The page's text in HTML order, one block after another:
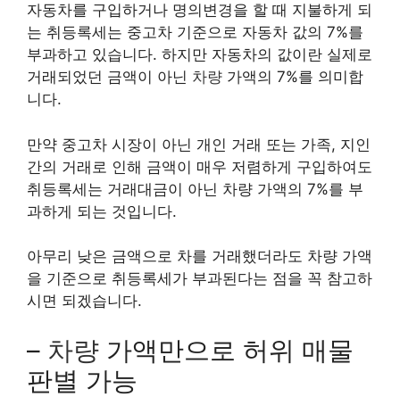
자동차를 구입하거나 명의변경을 할 때 지불하게 되
는 취등록세는 중고차 기준으로 자동차 값의 7%를
부과하고 있습니다. 하지만 자동차의 값이란 실제로
거래되었던 금액이 아닌 차량 가액의 7%를 의미합
니다.
만약 중고차 시장이 아닌 개인 거래 또는 가족, 지인
간의 거래로 인해 금액이 매우 저렴하게 구입하여도
취등록세는 거래대금이 아닌 차량 가액의 7%를 부
과하게 되는 것입니다.
아무리 낮은 금액으로 차를 거래했더라도 차량 가액
을 기준으로 취등록세가 부과된다는 점을 꼭 참고하
시면 되겠습니다.
– 차량 가액만으로 허위 매물
판별 가능